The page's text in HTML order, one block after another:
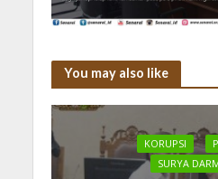
You may also like
KORUPSI
SURYA